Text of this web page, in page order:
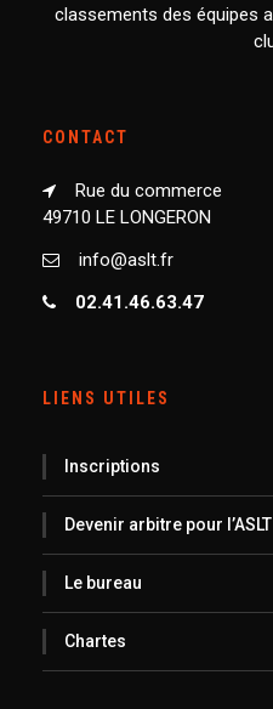
classements des équipes
CONTACT
Rue du commerce
49710 LE LONGERON
info@aslt.fr
02.41.46.63.47
LIENS UTILES
Inscriptions
Devenir arbitre pour l’ASLT
Le bureau
Chartes